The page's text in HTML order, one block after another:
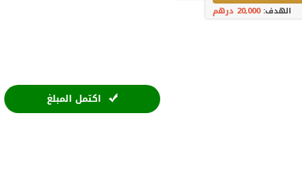
الهدف:20,000 درهم
اكتمل المبلغ